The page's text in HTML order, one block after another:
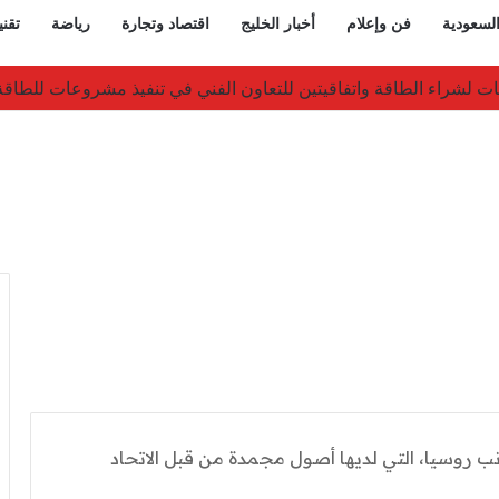
فن وإعلام أخبار الخليج اقتصاد وتجارة رياضة
لشراء الطاقة واتفاقيتين للتعاون الفني في تنفيذ مشروعات
روسيا، التي لديها أصول مجمدة من قبل الاتحاد